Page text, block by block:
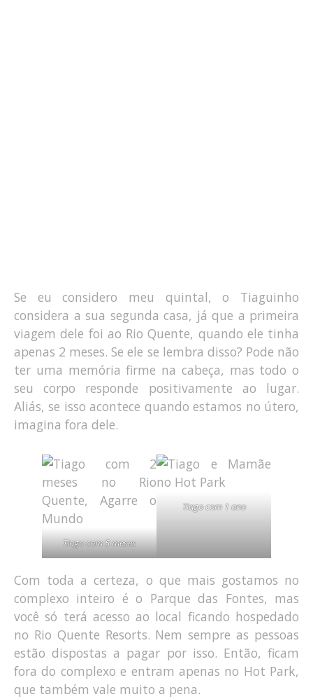
Se eu considero meu quintal, o Tiaguinho
considera a sua segunda casa, já que a primeira
viagem dele foi ao Rio Quente, quando ele tinha
apenas 2 meses. Se ele se lembra disso? Pode não
ter uma memória firme na cabeça, mas todo o
seu corpo responde positivamente ao lugar.
Aliás, se isso acontece quando estamos no útero,
imagina fora dele.
Tiago com 5 meses
Tiago com 1 ano
Com toda a certeza, o que mais gostamos no
complexo inteiro é o Parque das Fontes, mas
você só terá acesso ao local ficando hospedado
no Rio Quente Resorts. Nem sempre as pessoas
estão dispostas a pagar por isso. Então, ficam
fora do complexo e entram apenas no Hot Park,
que também vale muito a pena.